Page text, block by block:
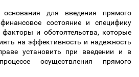
для введения прямого
состояние и специфику
и обстоятельства, которые
на эффективность и надежность
установить при введении и в
осуществления прямого